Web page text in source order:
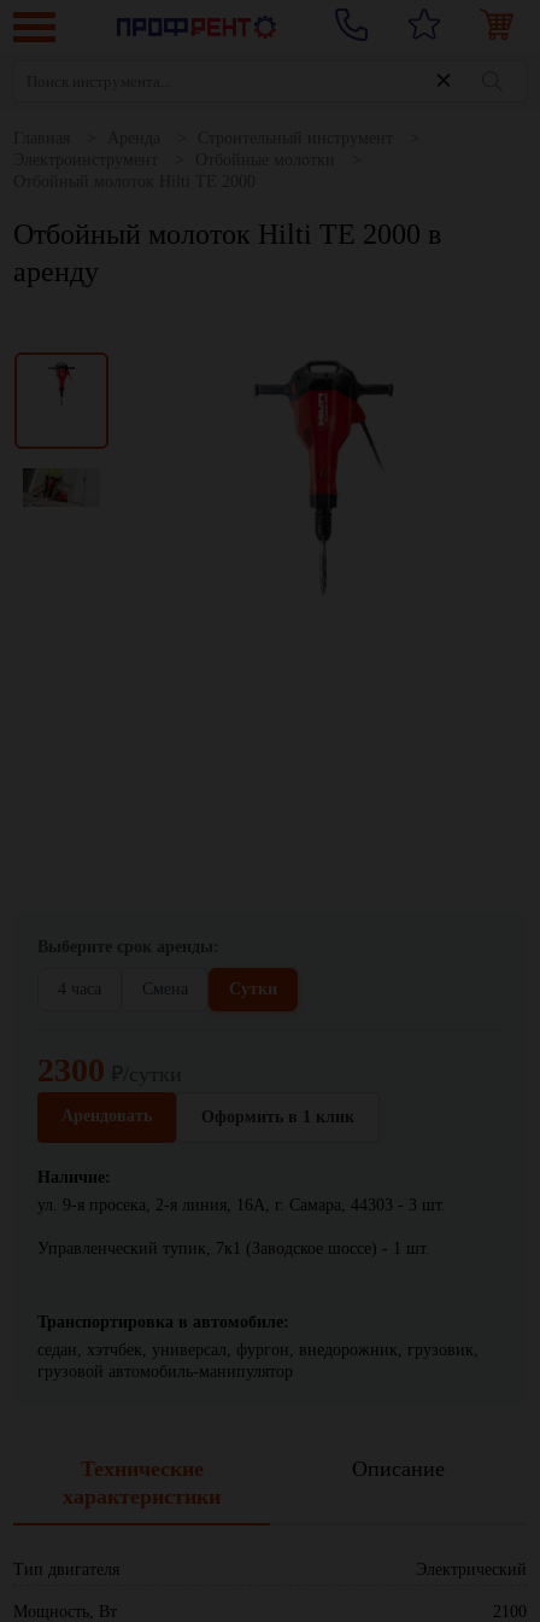
Отбойный молоток Hilti TE 2000 в
аренду
4 часа Смена Сутки
2300
Арендовать Оформить в 1 клик
Наличие:
ул. 9-я просека, 2-я линия, 16А, г. Самара, 44303 - 3 шт.
Управленческий тупик, 7к1 (Заводское шоссе) - 1 шт.
Транспортировка в автомобиле:
седан, хэтчбек, универсал, фургон, внедорожник, грузовик,
грузовой автомобиль-манипулятор
Технические
характеристики
Описание
Тип двигателя Электрический
Мощность, Вт 2100